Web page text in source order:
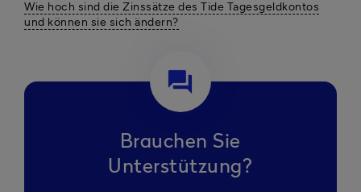
Wie hoch sind die Zinssätze des Tide Tagesgeldkontos
und können sie sich ändern?
question_answer
Brauchen Sie
Unterstützung?